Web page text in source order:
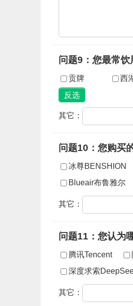
问题9：您最常饮
贡牌 西
其它：
问题10：您购买
冰尊BENSHION
Blueair布鲁雅尔
其它：
问题11：您认为
腾讯Tencent
深度求索
其它：